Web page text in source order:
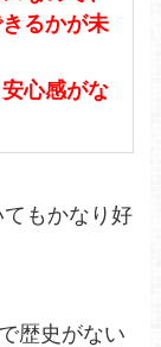
るかが未
心感がな
もかなり好
歴史がない